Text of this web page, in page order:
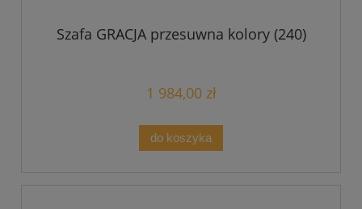
Szafa GRACJA przesuwna kolory (240)
1 984,00 zł
do koszyka